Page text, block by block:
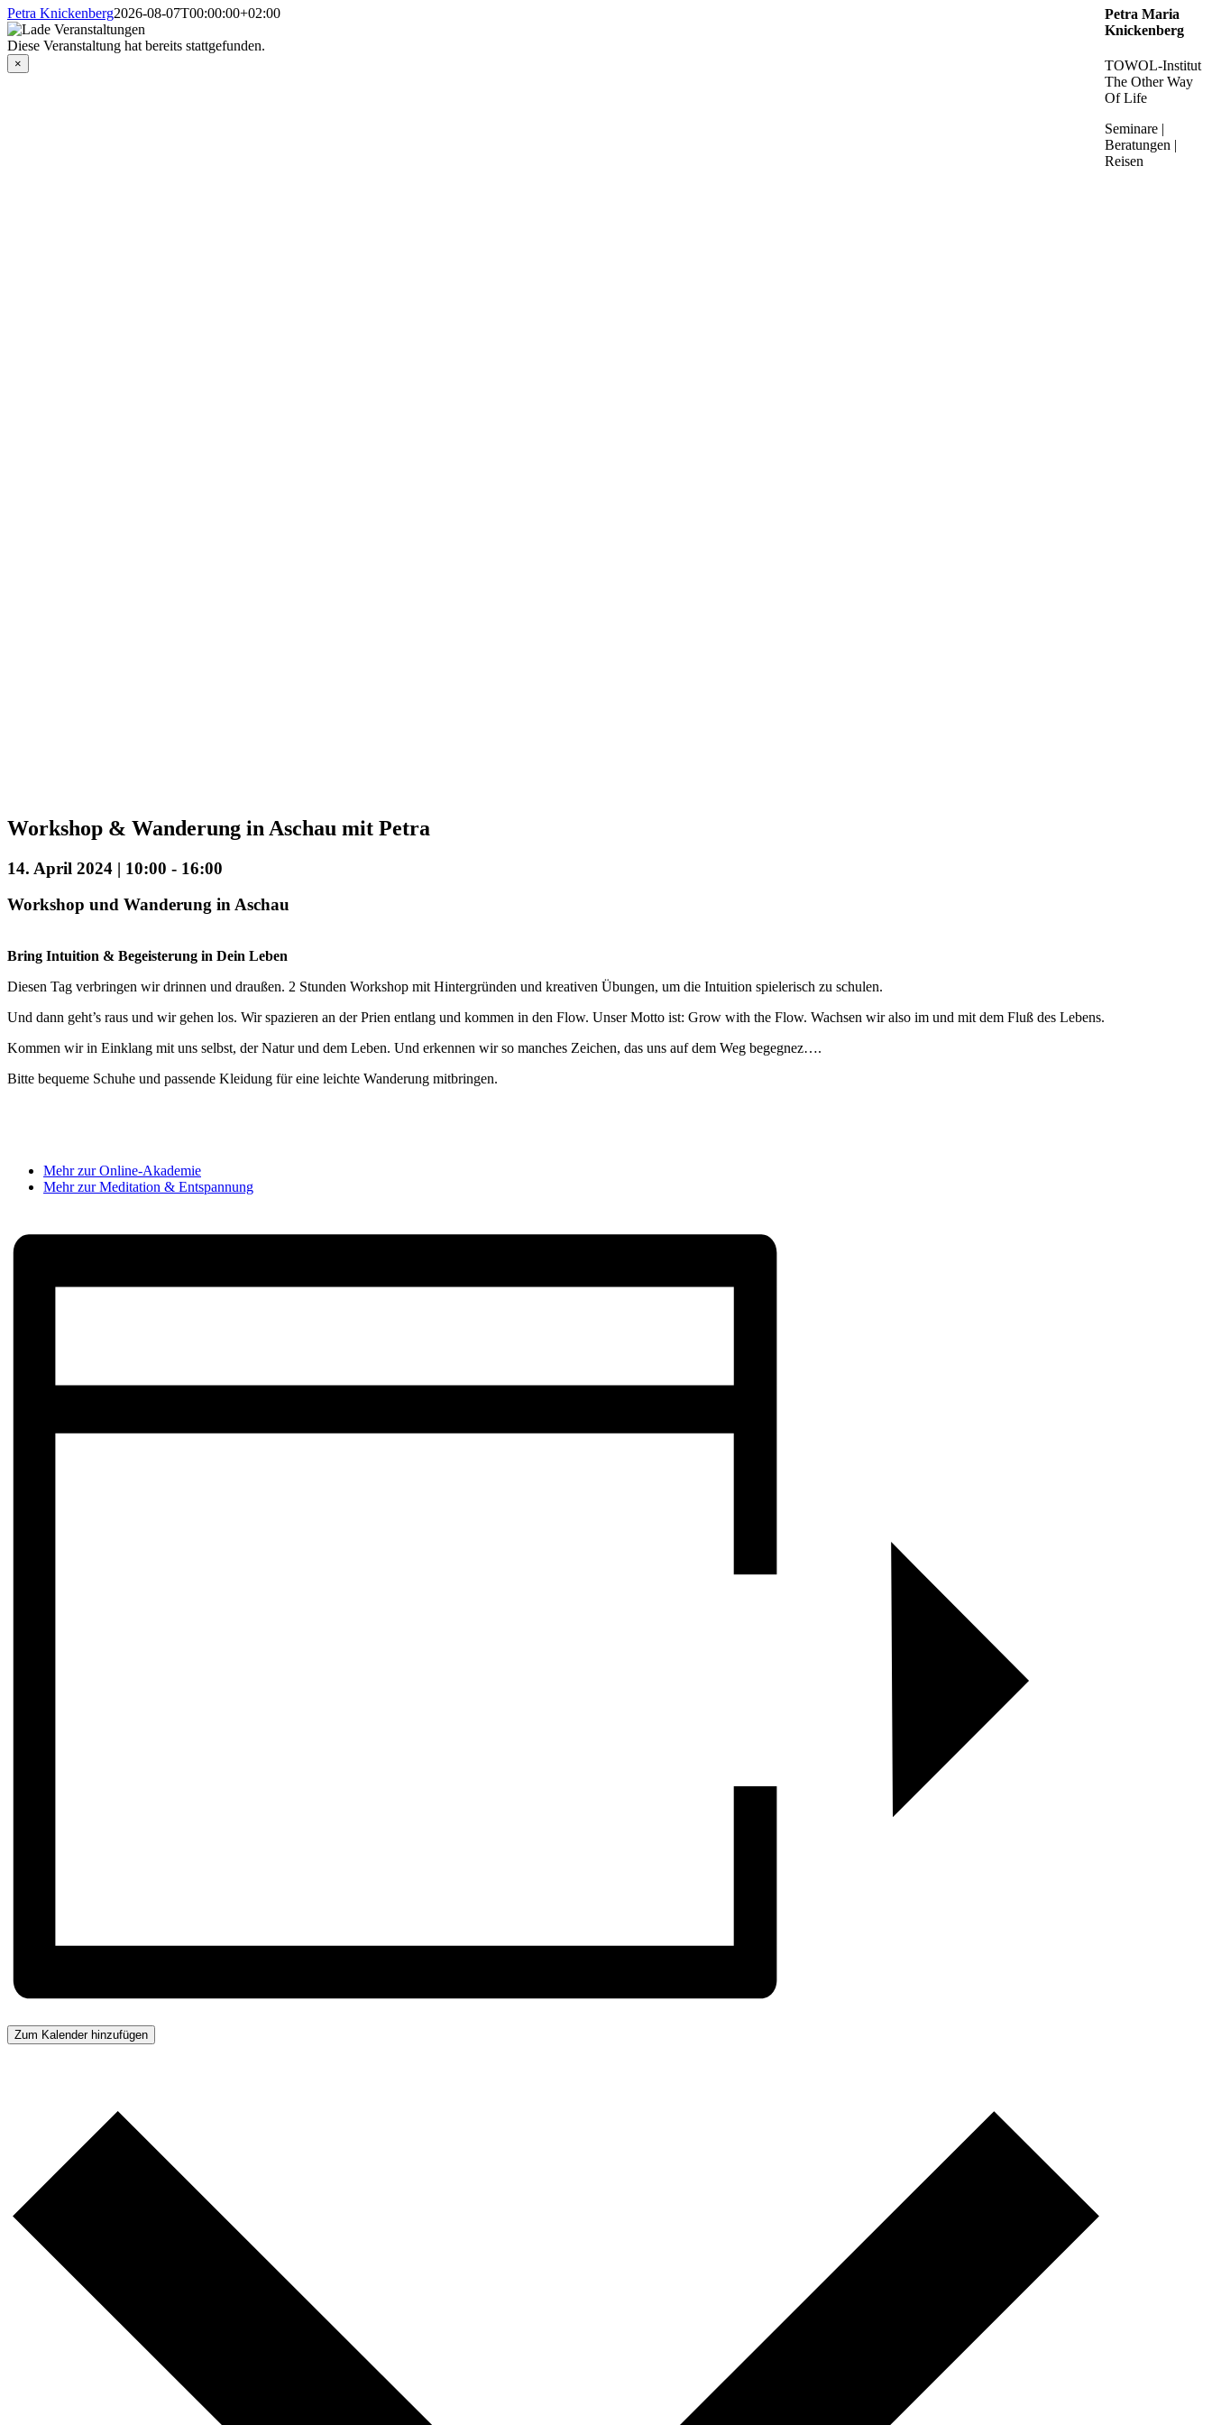
Petra Knickenberg2026-08-07T00:00:00+02:00
Diese Veranstaltung hat bereits stattgefunden.
×
Workshop & Wanderung in Aschau mit Petra
14. April 2024 | 10:00 - 16:00
Workshop und Wanderung in Aschau
Bring Intuition & Begeisterung in Dein Leben
Diesen Tag verbringen wir drinnen und draußen. 2 Stunden Workshop mit Hintergründen und kreativen Übungen, um die Intuition spielerisch zu schulen.
Und dann geht’s raus und wir gehen los. Wir spazieren an der Prien entlang und kommen in den Flow. Unser Motto ist: Grow with the Flow. Wachsen wir also im und mit dem Fluß des Lebens.
Kommen wir in Einklang mit uns selbst, der Natur und dem Leben. Und erkennen wir so manches Zeichen, das uns auf dem Weg begegnez….
Bitte bequeme Schuhe und passende Kleidung für eine leichte Wanderung mitbringen.
Mehr zur Online-Akademie
Mehr zur Meditation & Entspannung
Zum Kalender hinzufügen
Petra Maria
Knickenberg
TOWOL-Institut
The Other Way
Of Life
Seminare |
Beratungen |
Reisen